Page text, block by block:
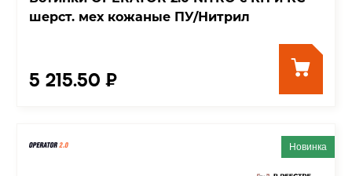
шерст. мех кожаные ПУ/Нитрил
5 215.50 ₽
Новинка